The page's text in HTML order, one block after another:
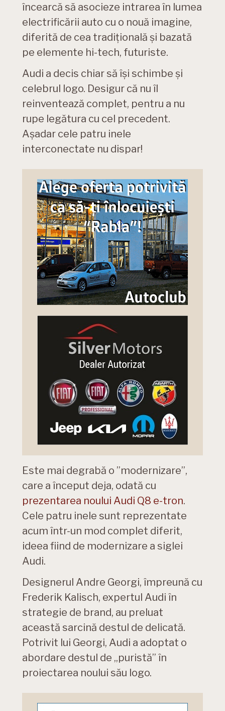
încearcă să asocieze intrarea în lumea
electrificării auto cu o nouă imagine,
diferită de cea tradițională și bazată
pe elemente hi-tech, futuriste.
Audi a decis chiar să își schimbe și
celebrul logo. Desigur că nu îl
reinventează complet, pentru a nu
rupe legătura cu cel precedent.
Așadar cele patru inele
interconectate nu dispar!
Este mai degrabă o ”modernizare”,
care a început deja, odată cu
prezentarea noului Audi Q8 e-tron.
Cele patru inele sunt reprezentate
acum într-un mod complet diferit,
ideea fiind de modernizare a siglei
Audi.
Designerul Andre Georgi, împreună cu
Frederik Kalisch, expertul Audi în
strategie de brand, au preluat
această sarcină destul de delicată.
Potrivit lui Georgi, Audi a adoptat o
abordare destul de „puristă” în
proiectarea noului său logo.